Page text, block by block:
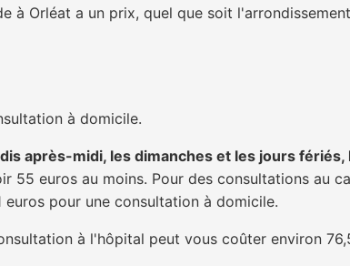
à Orléat a un prix, quel que soit
à domicile.
après-midi, les dimanches et les jours
55 euros au moins. Pour des consultations au
pour une consultation à domicile.
à l'hôpital peut vous coûter environ